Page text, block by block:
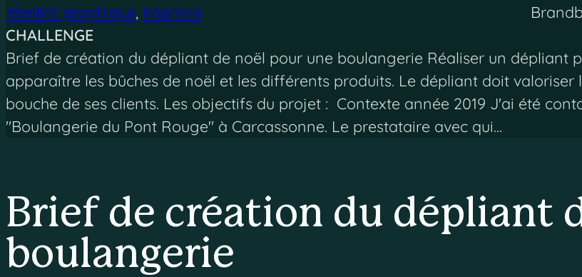
Identité graphique, Imprimé
CHALLENGE
Brief de création du dépliant de noël pour une boulangerie Réaliser un dépliant
apparaître les bûches de noël et les différents produits. Le dépliant doit
bouche de ses clients. Les objectifs du projet : Contexte année 2019 J'ai été
"Boulangerie du Pont Rouge" à Carcassonne. Le prestataire avec qui…
Brief de création du dépliant
boulangerie